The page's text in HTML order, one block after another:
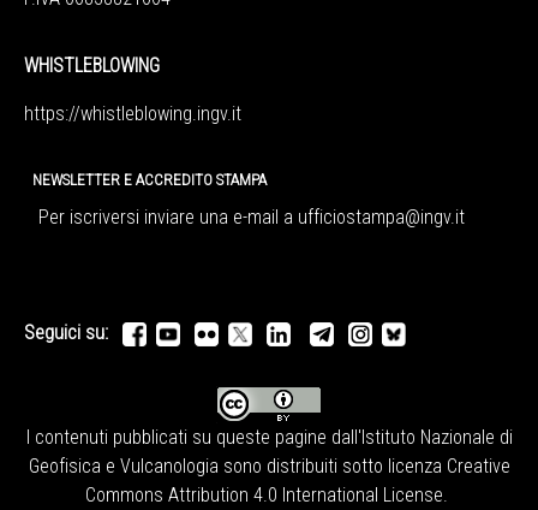
WHISTLEBLOWING
https://whistleblowing.ingv.it
NEWSLETTER E ACCREDITO STAMPA
Per iscriversi inviare una e-mail a ufficiostampa@ingv.it
Seguici su:
I contenuti pubblicati su queste pagine dall' Istituto Nazionale di
Geofisica e Vulcanologia sono distribuiti sotto licenza Creative
Commons Attribution 4.0 International License.